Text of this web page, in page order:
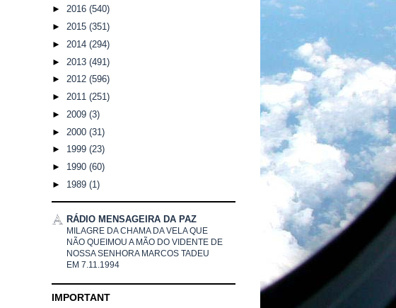
► 2016 (540)
► 2015 (351)
► 2014 (294)
► 2013 (491)
► 2012 (596)
► 2011 (251)
► 2009 (3)
► 2000 (31)
► 1999 (23)
► 1990 (60)
► 1989 (1)
RÁDIO MENSAGEIRA DA PAZ
MILAGRE DA CHAMA DA VELA QUE
NÃO QUEIMOU A MÃO DO VIDENTE DE
NOSSA SENHORA MARCOS TADEU
EM 7.11.1994
IMPORTANT